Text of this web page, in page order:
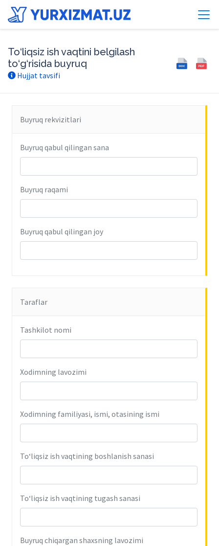
To‘liqsiz ish vaqtini belgilash
to‘g‘risida buyruq
Hujjat tavsifi
Buyruq rekvizitlari
Buyruq qabul qilingan sana
Buyruq raqami
Buyruq qabul qilingan joy
Taraflar
Tashkilot nomi
Xodimning lavozimi
Xodimning familiyasi, ismi, otasining ismi
To‘liqsiz ish vaqtining boshlanish sanasi
To‘liqsiz ish vaqtining tugash sanasi
Buyruq chiqargan shaxsning lavozimi